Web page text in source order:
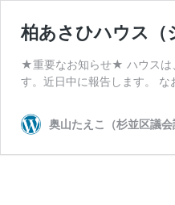
柏あさひハウス（
★重要なお知らせ★ ハウスは
す。近日中に報告します。
奥山たえこ（杉並区議